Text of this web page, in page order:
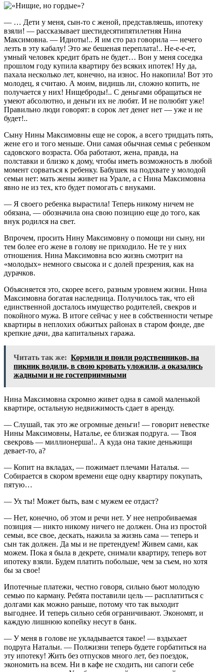
— … Дети у меня, сын-то с женой, представляешь, ипотеку
взяли! — рассказывает шестидесятипятилетняя Нина
Максимовна. — Идиоты!.. Я им сто раз говорила — нечего
лезть в эту кабалу! Это же бешеная переплата!.. Не-е-е-ет,
умный человек кредит брать не будет… Вон у меня соседка
прошлом году купила квартиру без всяких ипотек! Ну да,
пахала несколько лет, конечно, на износ. Но накопила! Вот это
молодец, я считаю. А моим, видишь ли, сложно копить, не
получается у них! Нищеброды!.. С деньгами обращаться не
умеют абсолютно, и деньги их не любят. И не полюбят уже!
Правильно люди говорят: в сорок лет денег нет — уже и не
будет!..
Сыну Нины Максимовны еще не сорок, а всего тридцать пять,
жене его и того меньше. Они самая обычная семья с ребенком
садовского возраста. Оба работают, жена, правда, на
полставки и близко к дому, чтобы иметь возможность в любой
момент сорваться к ребенку. Бабушек на подхвате у молодой
семьи нет: мать жены живет на Урале, а с Нина Максимовна
явно не из тех, кто будет помогать с внуками.
— Я своего ребенка вырастила! Теперь никому ничем не
обязана, — обозначила она свою позицию еще до того, как
внук родился на свет.
Впрочем, просить Нину Максимовну о помощи ни сыну, ни
тем более его жене в голову не приходило. Не те у них
отношения. Нина Максимовна всю жизнь смотрит на
«молодых» немного свысока и с долей презрения, как на
дурачков.
Объясняется это, скорее всего, разным уровнем жизни. Нина
Максимовна богатая наследница. Получилось так, что ей
единственной досталось имущество родителей, свекров и
покойного мужа. В итоге сейчас у нее в собственности четыре
квартиры в неплохих обжитых районах в старом фонде, две
крепкие дачи, два капитальных гаража.
Читать так же: Кормили и поили родственников, на
пикник водили, в свою кровать уложили, а оказались
жадными и не гостеприимными
Нина Максимовна скромно живет одна в самой маленькой
квартире, остальную недвижимость сдает в аренду.
— Слушай, так это же огромные деньги! — говорит невестке
Нины Максимовны, Наталье, ее близкая подруга. — Твоя
свекровь — миллионерша!.. А куда она такие деньжищи
девает-то, а?
— Копит на вкладах, — пожимает плечами Наталья. —
Собирается в скором времени еще одну квартиру покупать,
пятую…
— Ух ты! Может быть, вам с мужем ее отдаст?
— Нет, конечно, об этом и речи нет. У нее непробиваемая
позиция — никто никому ничего не должен. Она из простой
семьи, все свое, дескать, нажила за жизнь сама — теперь и
сын так должен. Да мы и не претендуем! Живем сами, как
можем. Пока я была в декрете, снимали квартиру, теперь вот
ипотеку взяли. Будем платить побольше, чем за съем, но хотя
бы за свое!
Ипотечные платежи, честно говоря, сильно бьют молодую
семью по карману. Ребята поставили цель — расплатиться с
долгами как можно раньше, потому что так выходит
выгоднее. И теперь сильно себя ограничивают. Экономят, и
каждую лишнюю копейку несут в банк.
— У меня в голове не укладывается такое! — вздыхает
подруга Натальи. — Полжизни теперь будете горбатиться на
эту ипотеку! Жить без отпусков много лет, без поездок,
экономить на всем. Ни в кафе не сходить, ни сапоги себе